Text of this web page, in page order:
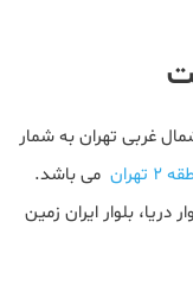
غربی تهران به شمار
تهران
می باشد.
دریا، بلوار ایران زمین